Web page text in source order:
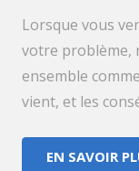
Lorsque vous
votre problème,
ensemble
vient, et les
EN SAVOIR